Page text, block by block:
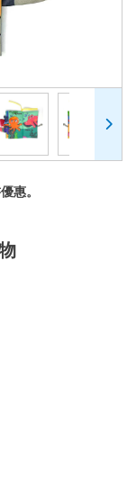
惠。